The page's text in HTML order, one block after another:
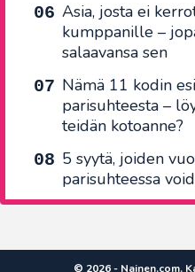
Asia, josta ei
kumppanille –
salaavansa sen
Nämä 11 kodin
parisuhteesta –
teidän kotoanne?
5 syytä, joiden
parisuhteessa
© 2026 - Nainen.com.